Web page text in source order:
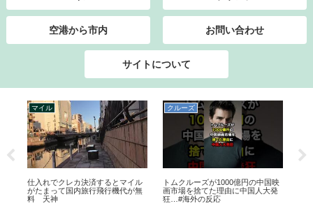
空港から市内 お問い合わせ
サイトについて
マイル
仕入れでクレカ決済するとマイル
がたまって国内旅行飛行機代が無
料 天神
クルーズ
トムクルーズが1000億円の中国映
画市場を捨てた理由に中国人大発
狂…#海外の反応